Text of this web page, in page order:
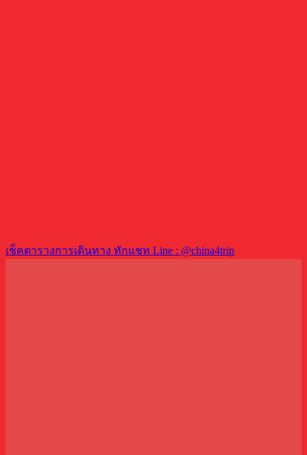
เช็คตารางการเดินทาง ทักแชท Line : @china4trip